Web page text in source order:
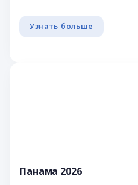
Узнать больше
Панама 2026